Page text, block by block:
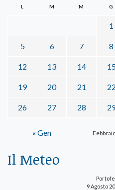
L M M G
1
5 6 7 8
12 13 14
19 20 21 22
26 27 28
« Gen
Il Meteo
9 Agosto